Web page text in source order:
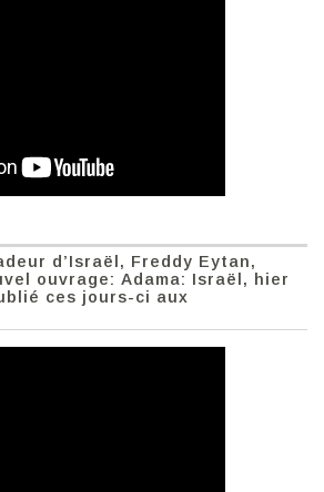
d’Israël, Freddy Eytan,
ouvrage: Adama: Israël, hier
ces jours-ci aux